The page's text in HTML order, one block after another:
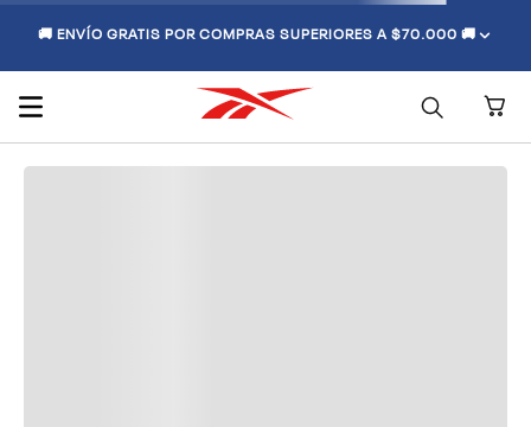
🚚 ENVÍO GRATIS POR COMPRAS SUPERIORES A $70.000 🚚